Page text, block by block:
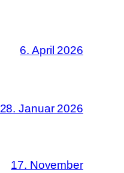
6. April 2026
28. Januar 2026
17. November